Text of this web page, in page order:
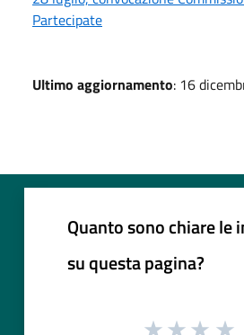
Partecipate
Ultimo aggiornamento: 16
Quanto sono chiare le
su questa pagina?